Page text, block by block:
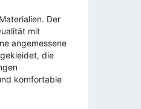
Der
mit
angemessene
die
komfortable